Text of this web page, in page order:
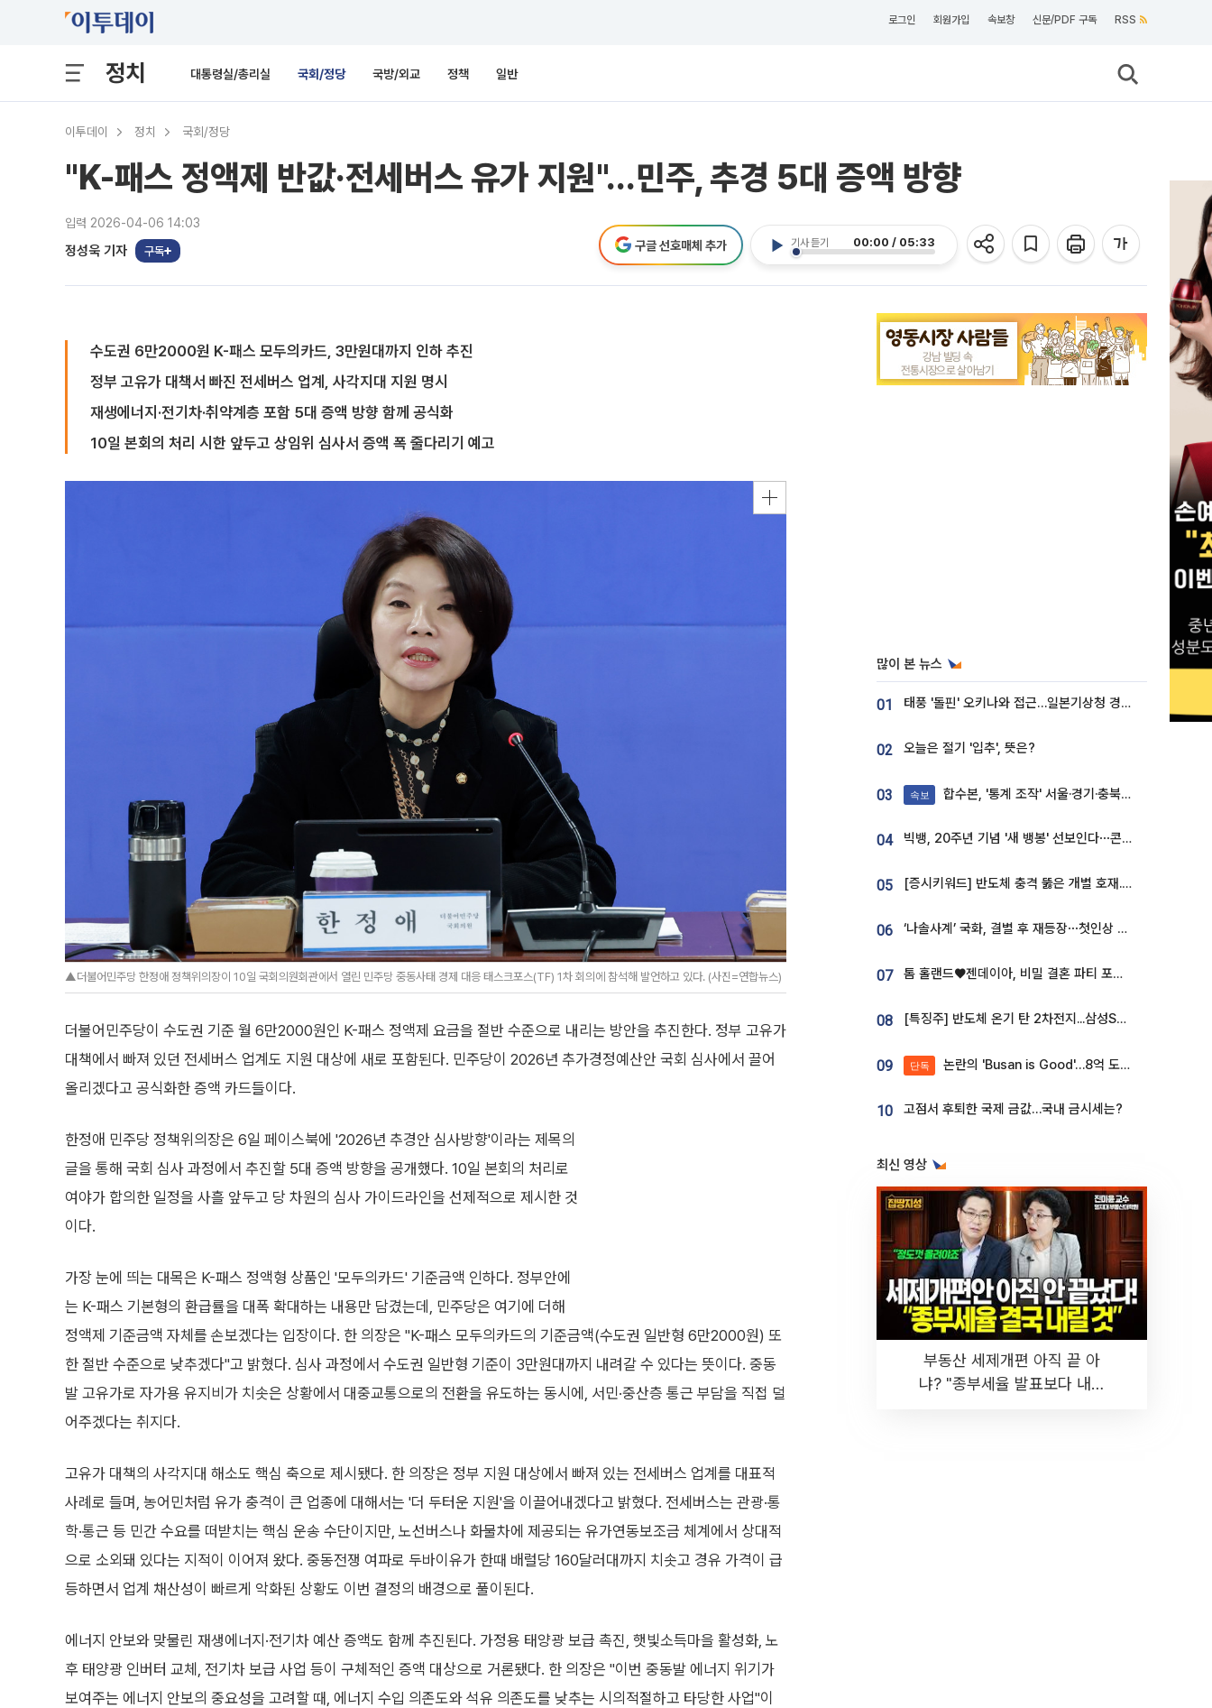
로그인 회원가입 속보창 신문/PDF 구독 RSS
정치 대통령실/총리실 국회/정당 국방/외교 정책 일반
이투데이 정치 국회/정당
"K-패스 정액제 반값·전세버스 유가 지원"…민주, 추경 5대 증액 방향
입력 2026-04-06 14:03
정성욱 기자 구독
기사 듣기 00:00 / 05:33
구글 선호매체 추가
수도권 6만2000원 K-패스 모두의카드, 3만원대까지 인하 추진
정부 고유가 대책서 빠진 전세버스 업계, 사각지대 지원 명시
재생에너지·전기차·취약계층 포함 5대 증액 방향 함께 공식화
10일 본회의 처리 시한 앞두고 상임위 심사서 증액 폭 줄다리기 예고
▲더불어민주당 한정애 정책위의장이 10일 국회의원회관에서 열린 민주당 중동사태 경제 대응 태스크포스(TF) 1차 회의에 참석해 발언하고 있다. (사진=연합뉴스)
더불어민주당이 수도권 기준 월 6만2000원인 K-패스 정액제 요금을 절반 수준으로 내리는 방안을 추진한다. 정부 고유가
대책에서 빠져 있던 전세버스 업계도 지원 대상에 새로 포함된다. 민주당이 2026년 추가경정예산안 국회 심사에서 끌어
올리겠다고 공식화한 증액 카드들이다.
한정애 민주당 정책위의장은 6일 페이스북에 '2026년 추경안 심사방향'이라는 제목의
글을 통해 국회 심사 과정에서 추진할 5대 증액 방향을 공개했다. 10일 본회의 처리로
여야가 합의한 일정을 사흘 앞두고 당 차원의 심사 가이드라인을 선제적으로 제시한 것
이다.
가장 눈에 띄는 대목은 K-패스 정액형 상품인 '모두의카드' 기준금액 인하다. 정부안에
는 K-패스 기본형의 환급률을 대폭 확대하는 내용만 담겼는데, 민주당은 여기에 더해
정액제 기준금액 자체를 손보겠다는 입장이다. 한 의장은 "K-패스 모두의카드의 기준금액(수도권 일반형 6만2000원) 또
한 절반 수준으로 낮추겠다"고 밝혔다. 심사 과정에서 수도권 일반형 기준이 3만원대까지 내려갈 수 있다는 뜻이다. 중동
발 고유가로 자가용 유지비가 치솟은 상황에서 대중교통으로의 전환을 유도하는 동시에, 서민·중산층 통근 부담을 직접 덜
어주겠다는 취지다.
고유가 대책의 사각지대 해소도 핵심 축으로 제시됐다. 한 의장은 정부 지원 대상에서 빠져 있는 전세버스 업계를 대표적
사례로 들며, 농어민처럼 유가 충격이 큰 업종에 대해서는 '더 두터운 지원'을 이끌어내겠다고 밝혔다. 전세버스는 관광·통
학·통근 등 민간 수요를 떠받치는 핵심 운송 수단이지만, 노선버스나 화물차에 제공되는 유가연동보조금 체계에서 상대적
으로 소외돼 있다는 지적이 이어져 왔다. 중동전쟁 여파로 두바이유가 한때 배럴당 160달러대까지 치솟고 경유 가격이 급
등하면서 업계 채산성이 빠르게 악화된 상황도 이번 결정의 배경으로 풀이된다.
에너지 안보와 맞물린 재생에너지·전기차 예산 증액도 함께 추진된다. 가정용 태양광 보급 촉진, 햇빛소득마을 활성화, 노
후 태양광 인버터 교체, 전기차 보급 사업 등이 구체적인 증액 대상으로 거론됐다. 한 의장은 "이번 중동발 에너지 위기가
보여주는 에너지 안보의 중요성을 고려할 때, 에너지 수입 의존도와 석유 의존도를 낮추는 시의적절하고 타당한 사업"이
많이 본 뉴스
01 태풍 '돌핀' 오키나와 접근…일본기상청 경로 업데이트
02 오늘은 절기 '입추', 뜻은?
03 속보 합수본, '통계 조작' 서울·경기·충북 선관위 등 추가 압수수색
04 빅뱅, 20주년 기념 '새 뱅봉' 선보인다⋯콘서트 앞두고 팝업 개최
05 [증시키워드] 반도체 충격 뚫은 개별 호재...포스코퓨처엠·에코프로·한화솔루션 '눈길'
06 ‘나솔사계’ 국화, 결별 후 재등장⋯첫인상 투표 휩쓸고 ‘인기녀’ 등극
07 톰 홀랜드♥젠데이아, 비밀 결혼 파티 포착⋯호텔 대관비만 9억
08 [특징주] 반도체 온기 탄 2차전지...삼성SDI, 장 초반 7% 넘게 껑충
09 단독 논란의 'Busan is Good'…8억 도시브랜드, 용산 대통령실 CI 업체가 수행
10 고점서 후퇴한 국제 금값…국내 금시세는?
최신 영상
부동산 세제개편 아직 끝 아
냐? "종부세율 발표보다 내릴